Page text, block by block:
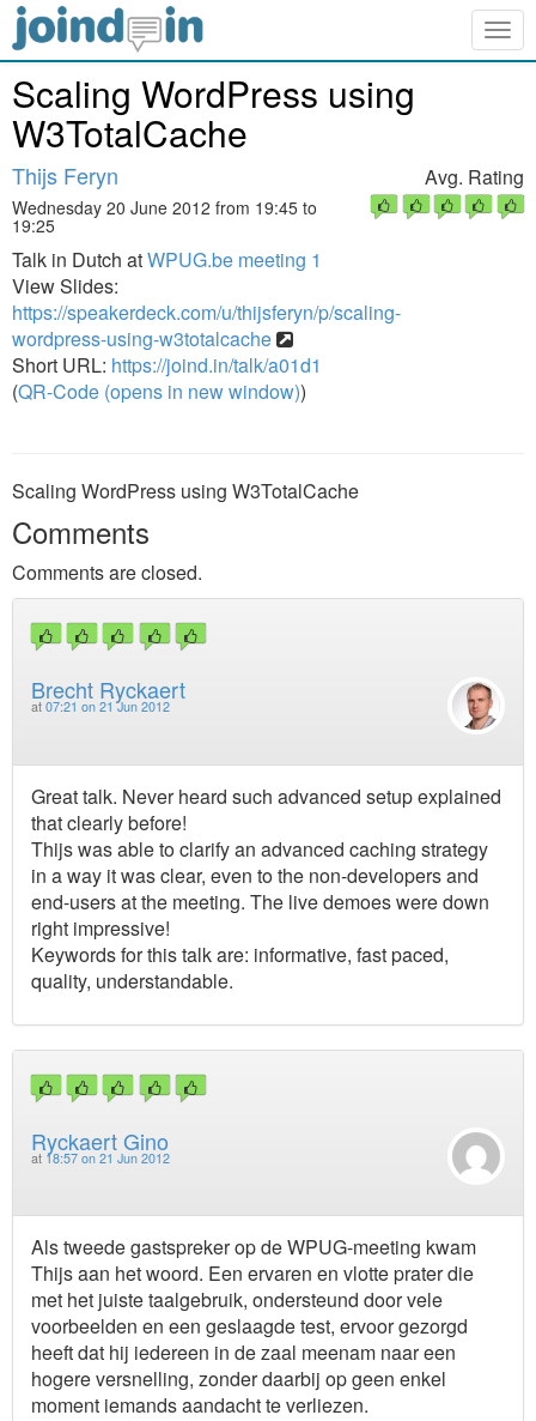
Scaling WordPress using
W3TotalCache
Thijs Feryn
Wednesday 20 June 2012 from 19:45 to
19:25
Talk in Dutch atWPUG.be meeting 1
View Slides:
https://speakerdeck.com/u/thijsferyn/p/scaling-
wordpress-using-w3totalcache
Short URL: https://joind.in/talk/a01d1
(QR-Code (opens in new window))
Avg. Rating
Scaling WordPress using W3TotalCache
Comments
Comments are closed.
Brecht Ryckaert
at 07:21 on 21 Jun 2012
Great talk. Never heard such advanced setup explained
that clearly before!
Thijs was able to clarify an advanced caching strategy
in a way it was clear, even to the non-developers and
end-users at the meeting. The live demoes were down
right impressive!
Keywords for this talk are: informative, fast paced,
quality, understandable.
Ryckaert Gino
at 18:57 on 21 Jun 2012
Als tweede gastspreker op de WPUG-meeting kwam
Thijs aan het woord. Een ervaren en vlotte prater die
met het juiste taalgebruik, ondersteund door vele
voorbeelden en een geslaagde test, ervoor gezorgd
heeft dat hij iedereen in de zaal meenam naar een
hogere versnelling, zonder daarbij op geen enkel
moment iemands aandacht te verliezen.